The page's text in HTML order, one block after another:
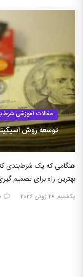
مقالات آموزشی شرط
توسعه روش
هنگامی که یک شرط‌بندی
بهترین راه برای تصمیم
یکشنبه, ۲۸ ژوئن ۲۰۲۶